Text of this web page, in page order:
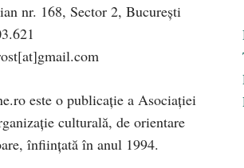
nr. 168, Sector 2, București
este o publicaţie a Asociaţiei
culturală, de orientare
înfiinţată în anul 1994.